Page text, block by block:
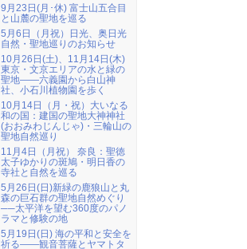
9月23日(月･休) 富士山五合目
と山麓の聖地を巡る
5月6日（月祝）日光、奥日光
自然・聖地巡りのお知らせ
10月26日(土)、11月14日(木)
東京・文京エリアの水と緑の
聖地――六義園から白山神
社、小石川植物園を歩く
10月14日（月・祝）大いなる
和の国：建国の聖地大神神社
(おおみわじんじゃ)・三輪山の
聖地自然巡り
11月4日（月祝） 奈良：聖徳
太子ゆかりの斑鳩・明日香の
寺社と自然を巡る
5月26日(日)新緑の鹿狼山と丸
森の巨石群の聖地自然めぐり
──太平洋を望む360度のパノ
ラマと修験の地
5月19日(日) 海の平和と安全を
祈る――観音菩薩とヤマトタ